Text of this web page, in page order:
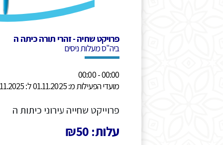
פרויקט שחיה - זהרי תורה כיתה ה
ביה"ס מעלות ניסים
00:00 - 00:00
מועדי הפעילות מ: 01.11.2025 ל: 30.11.2025
פרוייקט שחייה עירוני כיתות ה
עלות: ₪50